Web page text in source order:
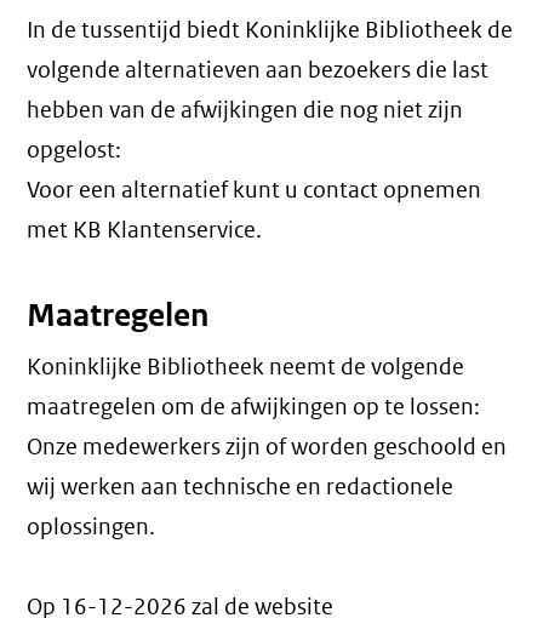
In de tussentijd biedt Koninklijke Bibliotheek de
volgende alternatieven aan bezoekers die last
hebben van de afwijkingen die nog niet zijn
opgelost:
Voor een alternatief kunt u contact opnemen
met KB Klantenservice.
Maatregelen
Koninklijke Bibliotheek neemt de volgende
maatregelen om de afwijkingen op te lossen:
Onze medewerkers zijn of worden geschoold en
wij werken aan technische en redactionele
oplossingen.
Op 16-12-2026 zal de website